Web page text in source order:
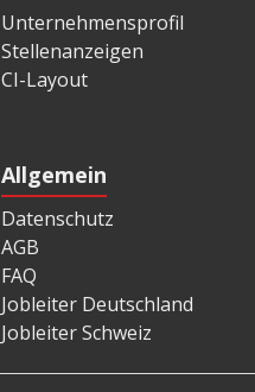
Unternehmensprofil
Stellenanzeigen
CI-Layout
Allgemein
Datenschutz
AGB
FAQ
Jobleiter Deutschland
Jobleiter Schweiz